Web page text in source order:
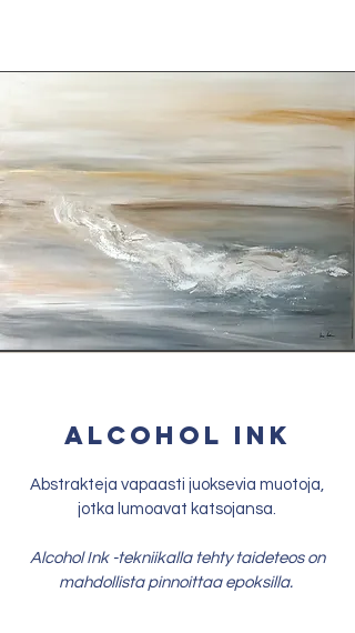
alcohol ink
Abstrakteja vapaasti juoksevia muotoja,
jotka lumoavat katsojansa.
Alcohol Ink -tekniikalla tehty taideteos on
mahdollista pinnoittaa epoksilla.